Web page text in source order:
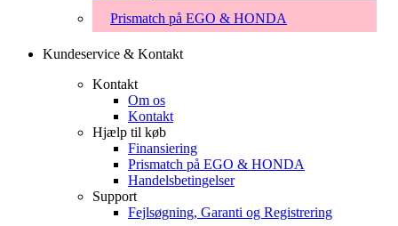
Prismatch på EGO & HONDA
Kundeservice & Kontakt
Kontakt
Om os
Kontakt
Hjælp til køb
Finansiering
Prismatch på EGO & HONDA
Handelsbetingelser
Support
Fejlsøgning, Garanti og Registrering